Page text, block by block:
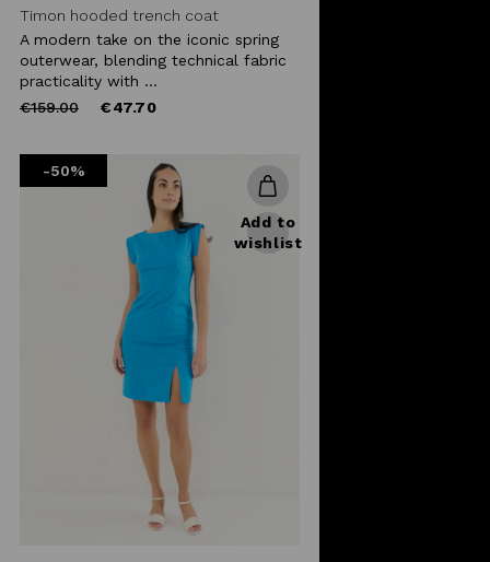
Timon hooded trench coat
A modern take on the iconic spring
outerwear, blending technical fabric
practicality with ...
Price
€159.00to €47.70
-50%
Add to
wishlist